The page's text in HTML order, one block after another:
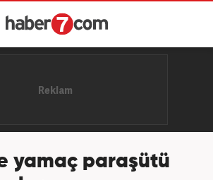
yamaç paraşütü